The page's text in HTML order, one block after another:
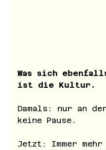
Was sich
ist die Kultur.
Damals: nur an
keine Pause.
Jetzt: Immer